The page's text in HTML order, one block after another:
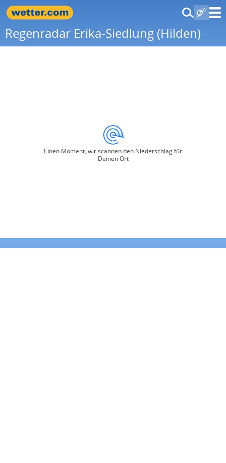
Regenradar Erika-Siedlung (Hilden)
Einen Moment, wir scannen den Niederschlag für
Deinen Ort